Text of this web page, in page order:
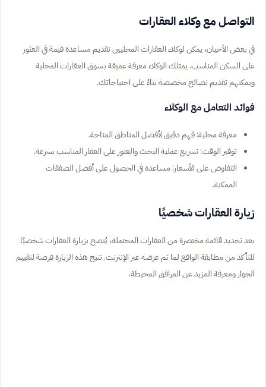
التواصل مع وكلاء العقارات
في بعض الأحيان، يمكن لوكلاء العقارات المحليين تقديم مساعدة قيمة في العثور
على السكن المناسب. يمتلك الوكلاء معرفة عميقة بسوق العقارات المحلية
ويمكنهم تقديم نصائح مخصصة بناءً على احتياجاتك.
فوائد التعامل مع الوكلاء
معرفة محلية: فهم دقيق لأفضل المناطق المتاحة.
توفير الوقت: تسريع عملية البحث والعثور على العقار المناسب بسرعة.
التفاوض على الأسعار: مساعدة في الحصول على أفضل الصفقات
الممكنة.
زيارة العقارات شخصيًا
بعد تحديد قائمة مختصرة من العقارات المحتملة، يُنصح بزيارة العقارات شخصيًا
للتأكد من مطابقة الواقع لما تم عرضه عبر الإنترنت. تتيح هذه الزيارة فرصة لتقييم
الجوار ومعرفة المزيد عن المرافق المحيطة.